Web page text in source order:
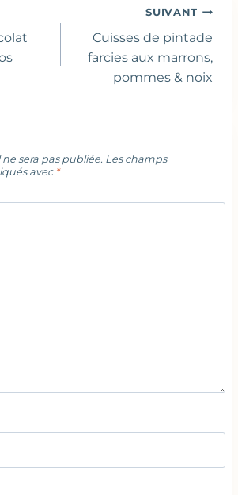
SUIVANT
Cuisses de pintade
farcies aux marrons,
pommes & noix
sera pas publiée. Les champs
avec *